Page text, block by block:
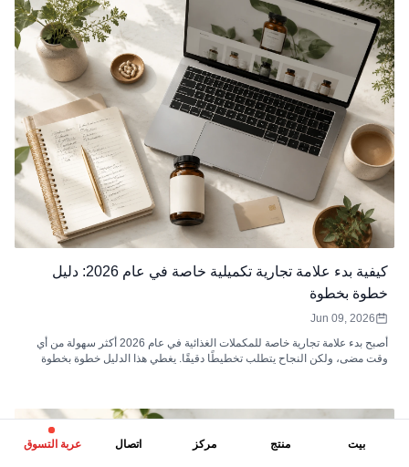
كيفية بدء علامة تجارية تكميلية خاصة في عام 2026: دليل
خطوة بخطوة
Jun 09, 2026
أصبح بدء علامة تجارية خاصة للمكملات الغذائية في عام 2026 أكثر سهولة من أي
وقت مضى، ولكن النجاح يتطلب تخطيطًا دقيقًا. يغطي هذا الدليل خطوة بخطوة
بيت منتج مركز اتصال عربة التسوق